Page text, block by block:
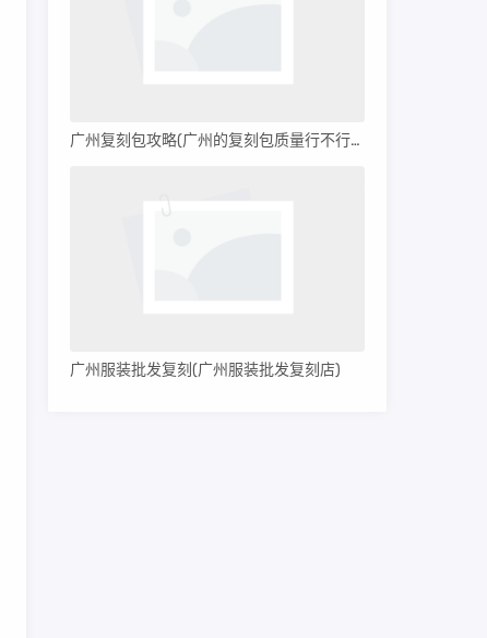
广州复刻包攻略(广州的复刻包质量行不行呀)
广州服装批发复刻(广州服装批发复刻店)